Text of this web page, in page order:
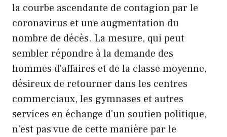
la courbe ascendante de contagion par le
coronavirus et une augmentation du
nombre de décès. La mesure, qui peut
sembler répondre à la demande des
hommes d'affaires et de la classe moyenne,
désireux de retourner dans les centres
commerciaux, les gymnases et autres
services en échange d'un soutien politique,
n'est pas vue de cette manière par le